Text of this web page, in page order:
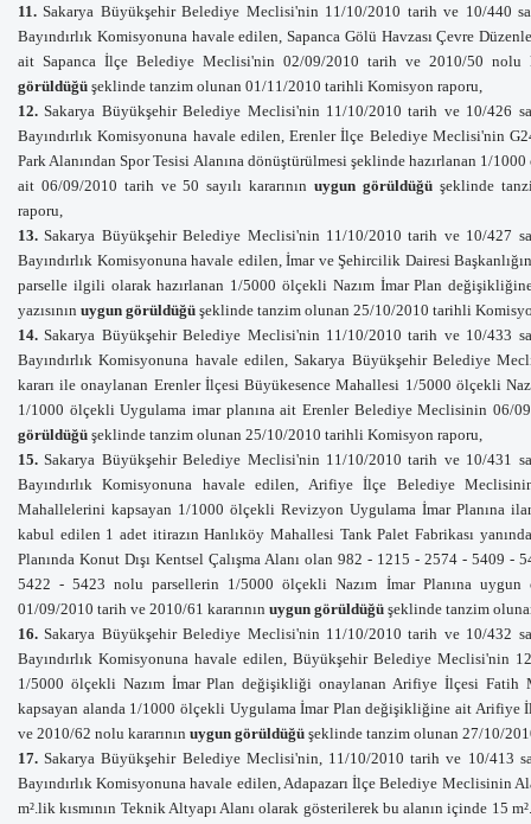
11.Sakarya Büyükşehir Belediye Meclisi'nin 11/10/2010 tarih ve 10/440
Bayındırlık Komisyonuna havaleedilen, Sapanca Gölü Havzası Çevre
ait Sapanca İlçe Belediye Meclisi'nin 02/09/2010 tarih ve 2010/50 nolu
görüldüğü şeklinde tanzim olunan 01/11/2010 tarihli Komisyon raporu,
12.Sakarya Büyükşehir Belediye Meclisi'nin 11/10/2010 tarih ve 10/426
Bayındırlık Komisyonuna havaleedilen,Erenler İlçe Belediye Meclisi'nin
Park Alanından Spor Tesisi Alanına dönüştürülmesi şeklinde hazırlanan 1/
ait 06/09/2010 tarih ve 50 sayılı kararının uygun görüldüğü şeklinde
raporu,
13.Sakarya Büyükşehir Belediye Meclisi'nin 11/10/2010 tarih ve 10/427
Bayındırlık Komisyonuna havale edilen, İmar ve Şehircilik Dairesi
parselle ilgili olarak hazırlanan 1/5000 ölçekli Nazım İmar Plan
yazısının uygun görüldüğü şeklinde tanzim olunan 25/10/2010 tarihli
14.Sakarya Büyükşehir Belediye Meclisi'nin 11/10/2010 tarih ve 10/433
Bayındırlık Komisyonuna havaleedilen,Sakarya Büyükşehir Belediye
kararı ile onaylanan Erenler İlçesi Büyükesence Mahallesi 1/5000 ölçekli
1/1000 ölçekli Uygulama imar planına ait Erenler Belediye Meclisinin 06/
görüldüğü şeklinde tanzim olunan 25/10/2010 tarihli Komisyon raporu,
15.Sakarya Büyükşehir Belediye Meclisi'nin 11/10/2010 tarih ve 10/431
Bayındırlık Komisyonuna havaleedilen, Arifiye İlçe Belediye
Mahallelerini kapsayan 1/1000 ölçekli Revizyon Uygulama İmar Planına
kabul edilen 1 adet itirazın Hanlıköy Mahallesi Tank Palet Fabrikası
Planında Konut Dışı Kentsel Çalışma Alanı olan 982 - 1215 - 2574 - 5409
5422 - 5423 nolu parsellerin 1/5000 ölçekli Nazım İmar Planına uygun
01/09/2010 tarih ve 2010/61 kararının uygun görüldüğü şeklinde tanzim
16.Sakarya Büyükşehir Belediye Meclisi'nin 11/10/2010 tarih ve 10/432
Bayındırlık Komisyonuna havale edilen, Büyükşehir Belediye Meclisi'nin
1/5000 ölçekli Nazım İmar Plan değişikliği onaylanan Arifiye İlçesi Fatih
kapsayan alanda 1/1000 ölçekli Uygulama İmar Plan değişikliğine ait
ve 2010/62 nolu kararının uygun görüldüğü şeklinde tanzim olunan 27/10/
17.Sakarya Büyükşehir Belediye Meclisi'nin, 11/10/2010 tarih ve 10/413
Bayındırlık Komisyonuna havale edilen, Adapazarı İlçe Belediye Meclisinin
m².lik kısmının Teknik Altyapı Alanı olarak gösterilerek bu alanın içinde 15